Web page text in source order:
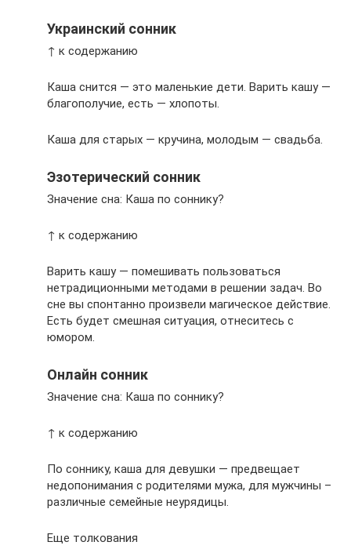
Украинский сонник
↑ к содержанию
Каша снится — это маленькие дети. Варить кашу —
благополучие, есть — хлопоты.
Каша для старых — кручина, молодым — свадьба.
Эзотерический сонник
Значение сна: Каша по соннику?
↑ к содержанию
Варить кашу — помешивать пользоваться
нетрадиционными методами в решении задач. Во
сне вы спонтанно произвели магическое действие.
Есть будет смешная ситуация, отнеситесь с
юмором.
Онлайн сонник
Значение сна: Каша по соннику?
↑ к содержанию
По соннику, каша для девушки — предвещает
недопонимания с родителями мужа, для мужчины –
различные семейные неурядицы.
Еще толкования